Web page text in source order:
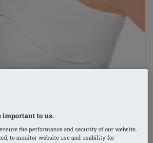
to us.
the performance and security of our website,
to monitor website use and usability for